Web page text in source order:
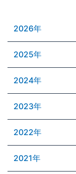
2026年
2025年
2024年
2023年
2022年
2021年